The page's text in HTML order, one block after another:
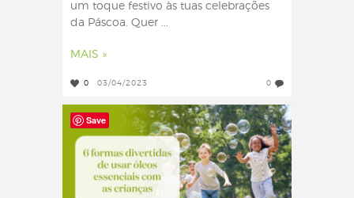
um toque festivo às tuas celebrações
da Páscoa. Quer ...
MAIS »
0 03/04/2023 0
Save